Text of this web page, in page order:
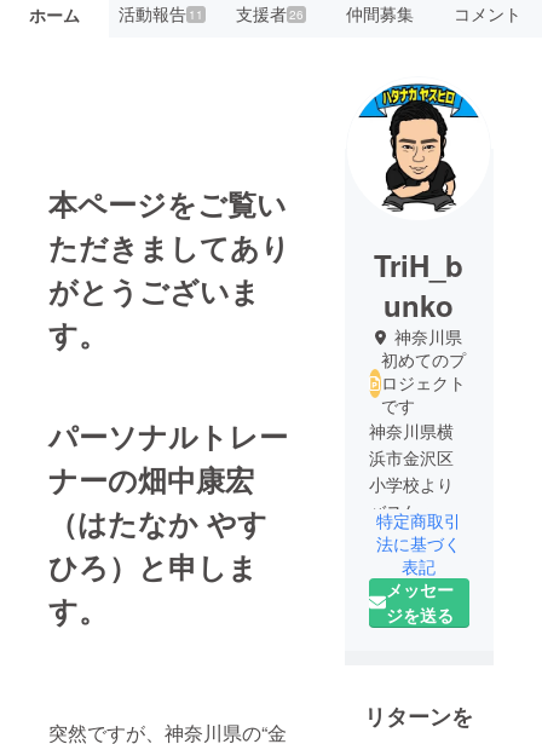
ホーム 活動報告11 支援者 26 仲間募集 コメント
本ページをご覧い
ただきましてあり
がとうございま
す。
パーソナルトレー
ナーの畑中康宏
（はたなか やす
ひろ）と申しま
す。
突然ですが、神奈川県の“金
TriH_b
unko
神奈川県
初めてのプ
ロジェクト
です
神奈川県横
浜市金沢区
小学校より
バスケット
を始める
が、腰を痛
めバスケッ
トが出来な
ポーツに関
特定商取引
法に基づく
表記
メッセー
ジを送る
リターンを